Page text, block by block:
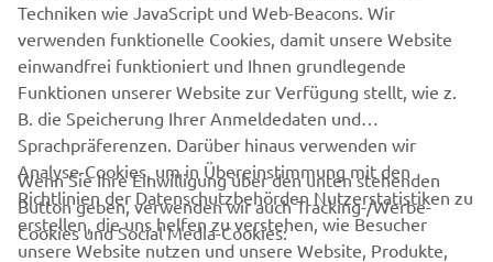
MOVE SMART
UNTERNEHMEN
Techniken wie JavaScript und Web-Beacons. Wir
verwenden funktionelle Cookies, damit unsere Website
einwandfrei funktioniert und Ihnen grundlegende
Funktionen unserer Website zur Verfügung stellt, wie z.
B. die Speicherung Ihrer Anmeldedaten und
Sprachpräferenzen. Darüber hinaus verwenden wir
Analyse-Cookies, um in Übereinstimmung mit den
Richtlinien der Datenschutzbehörden Nutzerstatistiken zu
erstellen, die uns helfen zu verstehen, wie Besucher
unsere Website nutzen und unsere Website, Produkte,
Wenn Sie Ihre Einwilligung über den unten stehenden
Button geben, verwenden wir auch Tracking-/Werbe-
Cookies und Social Media-Cookies: